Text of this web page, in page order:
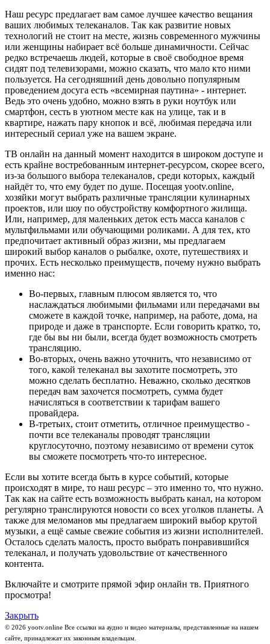
Наш ресурс предлагает вам самое лучшее качество вещания
ваших любимых телеканалов. Так как развитие новых
технологий не стоит на месте, жизнь современного мужчины
или женщины набирает всё больше динамичности. Сейчас
редко встречаешь людей, которые в своё свободное время
сидят под телевизорами, можно сказать, что мало кто ними
пользуется. На сегодняшний день довольно популярным
проведением досуга есть «всемирная паутина» - интернет.
Ведь это очень удобно, можно взять в руки ноутбук или
смартфон, сесть в уютном месте как на улице, так и в
квартире, нажать пару кнопок и всё, любимая передача или
интересный сериал уже на вашем экране.
ТВ онлайн на данный момент находится в широком доступе и
есть крайне востребованным интернет-ресурсом, скорее всего,
из-за большого выбора телеканалов, среди которых, каждый
найдёт то, что ему будет по душе. Посещая yootv.online,
хозяйки могут выбрать различные трансляции кулинарных
проектов, или шоу по обустройству комфортного жилища.
Или, например, для маленьких деток есть масса каналов с
мультфильмами или обучающими роликами. А для тех, кто
предпочитает активный образ жизни, мы предлагаем
широкий выбор каналов о рыбалке, охоте, путешествиях и
прочих. Есть несколько преимуществ, почему нужно выбрать
именно нас:
Во-первых, главным плюсом является то, что
наслаждаться любимыми фильмами или передачами вы
сможете в каждой точке, например, на работе, дома, на
природе и даже в транспорте. Если говорить кратко, то,
где бы вы ни были, всегда будет возможность смотреть
трансляцию.
Во-вторых, очень важно уточнить, что независимо от
того, какой телеканал вы захотите посмотреть, это
можно сделать бесплатно. Неважно, сколько десятков
передач вам захочется посмотреть, сумма будет
начисляться в соответствии к тарифам вашего
провайдера.
В-третьих, стоит отметить, отличное преимущество -
почти все телеканалы проводят трансляции
круглосуточно, поэтому независимо от времени суток
вы сможете посмотреть что-то интересное.
Если вы хотите всегда быть в курсе событий, которые
происходят в мире, то наш ресурс – это именно то, что нужно.
Так как на сайте есть возможность выбрать канал, на котором
регулярно транслируются новости со всех уголков планеты. А
также для меломанов мы предлагаем широкий выбор крутой
музыки, а ещё самые свежие события из жизни исполнителей.
Осталось сделать малость, просто выбрать понравившийся
телеканал, и получать удовольствие от качественного
контента.
Включайте и смотрите прямой эфир онлайн тв. Приятного
просмотра!
Закрыть
© 2026 yootv.online Все ссылки на аудио и видео материалы, представленные на нашем
сайте, принадлежат их законным владельцам.